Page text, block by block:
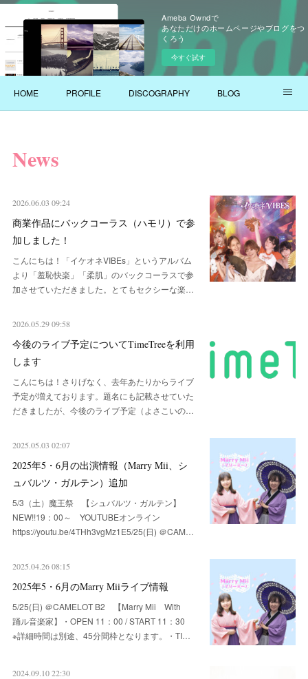
Ameba Owndで
あなただけのホームページやブログをつ
くろう
今すぐ試す
HOME PROFILE DISCOGRAPHY BLOG
News
2026.06.03 09:24
商業作品にバックコーラス（ハモリ）で参
加しました！
こんにちは！「イケオネVIBEs」というアルバム
より「羞恥快楽」「柔肌」のバックコーラスで参
加させていただきました。とてもセクシーな楽…
2026.05.29 09:58
今後のライブ予定についてTimeTreeを利用
します
こんにちは！さりげなく、去年あたりからライブ
予定が増えております。題名にも記載させていた
だきましたが、今後のライブ予定（よさこいの…
2025.05.03 02:07
2025年5・6月の出演情報（Marry Mii、シ
ュバルツ・ガルテン）追加
5/3（土）魔王祭 【シュバルツ・ガルテン】
NEW!!19：00～ YOUTUBEオンライン
https://youtu.be/4THh3vgMz1E5/25(日) ＠CAM…
2025.04.26 08:15
2025年5・6月のMarry Miiライブ情報
5/25(日) ＠CAMELOT B2 【Marry Mii With
踊ル音楽家】・OPEN 11：00 / START 11：30
※詳細時間は別途、45分間枠となります。・TI…
2024.09.10 22:30